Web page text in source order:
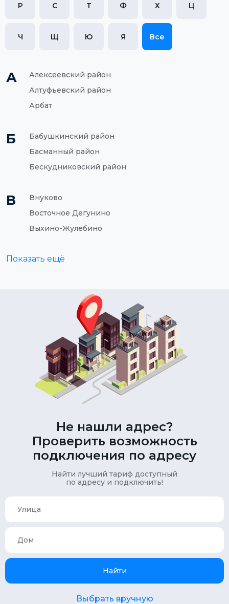
Р С Т Ф Х Ц
Ч Щ Ю Я Все
А
Алексеевский район
Алтуфьевский район
Арбат
Б
Бабушкинский район
Басманный район
Бескудниковский район
В
Внуково
Восточное Дегунино
Выхино-Жулебино
Показать ещё
Не нашли адрес?
Проверить возможность
подключения по адресу
Найти лучший тариф доступный
по адресу и подключить!
Найти
Выбрать вручную